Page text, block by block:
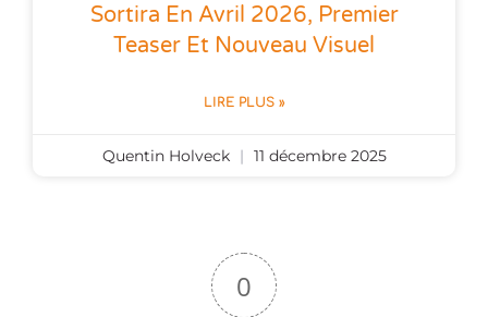
Sortira En Avril 2026, Premier
Teaser Et Nouveau Visuel
LIRE PLUS »
Quentin Holveck 11 décembre 2025
0